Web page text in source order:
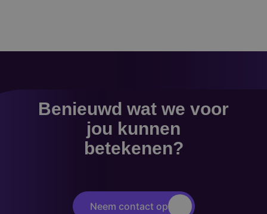
Benieuwd wat we voor
jou kunnen
betekenen?
Neem contact op